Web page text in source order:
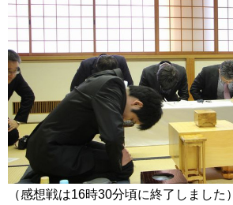
（感想戦は16時30分頃に終了しました）